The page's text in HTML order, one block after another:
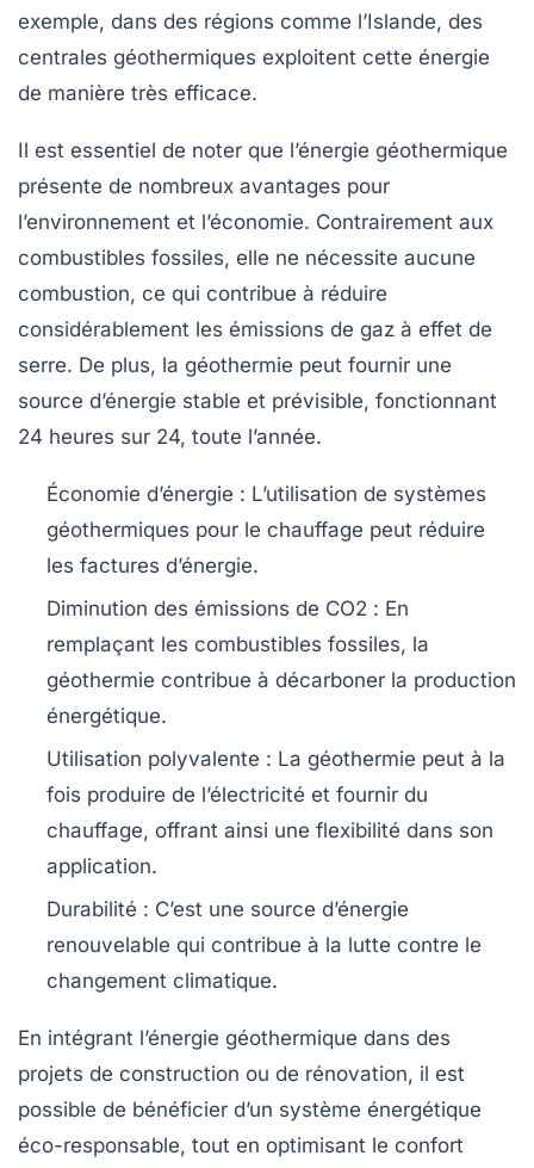
exemple, dans des régions comme l’Islande, des
centrales géothermiques exploitent cette énergie
de manière très efficace.
Il est essentiel de noter que l’énergie géothermique
présente de nombreux avantages pour
l’environnement et l’économie. Contrairement aux
combustibles fossiles, elle ne nécessite aucune
combustion, ce qui contribue à réduire
considérablement les émissions de gaz à effet de
serre. De plus, la géothermie peut fournir une
source d’énergie stable et prévisible, fonctionnant
24 heures sur 24, toute l’année.
Économie d’énergie : L’utilisation de systèmes
géothermiques pour le chauffage peut réduire
les factures d’énergie.
Diminution des émissions de CO2 : En
remplaçant les combustibles fossiles, la
géothermie contribue à décarboner la production
énergétique.
Utilisation polyvalente : La géothermie peut à la
fois produire de l’électricité et fournir du
chauffage, offrant ainsi une flexibilité dans son
application.
Durabilité : C’est une source d’énergie
renouvelable qui contribue à la lutte contre le
changement climatique.
En intégrant l’énergie géothermique dans des
projets de construction ou de rénovation, il est
possible de bénéficier d’un système énergétique
éco-responsable, tout en optimisant le confort